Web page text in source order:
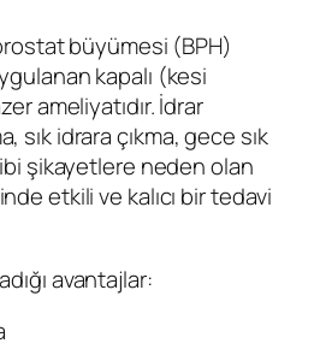
büyümesi (BPH)
kapalı (kesi
ameliyatıdır. İdrar
sık idrara çıkma, gece sık
şikayetlere neden olan
etkili ve kalıcı bir tedavi
avantajlar: